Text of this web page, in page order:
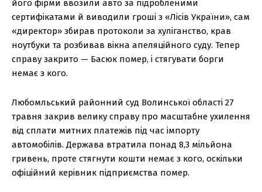
його фірми ввозили авто за підробленими
сертифікатами й виводили гроші з «Лісів України», сам
«директор» збирав протоколи за хуліганство, крав
ноутбуки та розбивав вікна апеляційного суду. Тепер
справу закрито — Басюк помер, і стягувати борги
немає з кого.
Любомльський районний суд Волинської області 27
травня закрив велику справу про масштабне ухилення
від сплати митних платежів під час імпорту
автомобілів. Держава втратила понад 8,3 мільйона
гривень, проте стягнути кошти немає з кого, оскільки
офіційний керівник підприємства помер.